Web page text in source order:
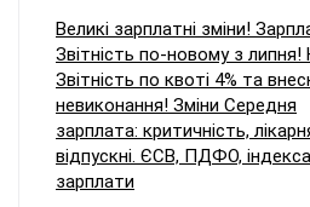
Великі зарплатні зміни!
Звітність по-новому з липня!
Звітність по квоті 4% та
невиконання! Зміни Середня
зарплата: критичність,
відпускні. ЄСВ, ПДФО,
зарплати